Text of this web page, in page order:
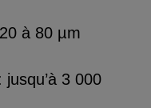
à 80 µm
3 000